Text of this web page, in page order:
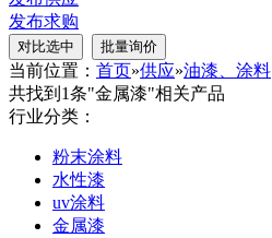
发布求购
当前位置： 首页»供应»油漆、涂料
共找到1条"金属漆"相关产品
行业分类：
粉末涂料
水性漆
uv涂料
金属漆